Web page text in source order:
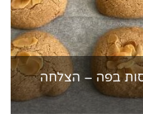
בפה – הצלחה